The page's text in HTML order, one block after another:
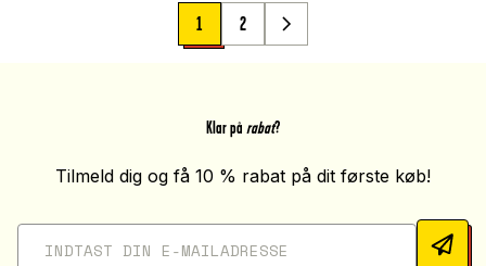
1 2
Klar på rabat?
Tilmeld dig og få 10 % rabat på dit første køb!